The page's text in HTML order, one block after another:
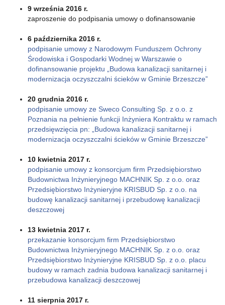
9 września 2016 r.
zaproszenie do podpisania umowy o dofinansowanie
6 października 2016 r.
podpisanie umowy z Narodowym Funduszem Ochrony
Środowiska i Gospodarki Wodnej w Warszawie o
dofinansowanie projektu „Budowa kanalizacji sanitarnej i
modernizacja oczyszczalni ścieków w Gminie Brzeszcze”
20 grudnia 2016 r.
podpisanie umowy ze Sweco Consulting Sp. z o.o. z
Poznania na pełnienie funkcji Inżyniera Kontraktu w ramach
przedsięwzięcia pn: „Budowa kanalizacji sanitarnej i
modernizacja oczyszczalni ścieków w Gminie Brzeszcze”
10 kwietnia 2017 r.
podpisanie umowy z konsorcjum firm Przedsiębiorstwo
Budownictwa Inżynieryjnego MACHNIK Sp. z o.o. oraz
Przedsiębiorstwo Inżynieryjne KRISBUD Sp. z o.o. na
budowę kanalizacji sanitarnej i przebudowę kanalizacji
deszczowej
13 kwietnia 2017 r.
przekazanie konsorcjum firm Przedsiębiorstwo
Budownictwa Inżynieryjnego MACHNIK Sp. z o.o. oraz
Przedsiębiorstwo Inżynieryjne KRISBUD Sp. z o.o. placu
budowy w ramach zadnia budowa kanalizacji sanitarnej i
przebudowa kanalizacji deszczowej
11 sierpnia 2017 r.